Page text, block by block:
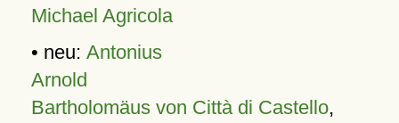
Michael Agricola
• neu: Antonius
Arnold
Bartholomäus von Città di Castello,